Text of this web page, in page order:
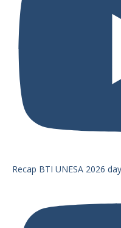
Recap BTI UNESA 2026